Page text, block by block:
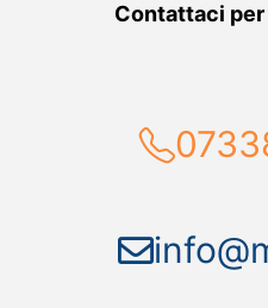
Contattaci per